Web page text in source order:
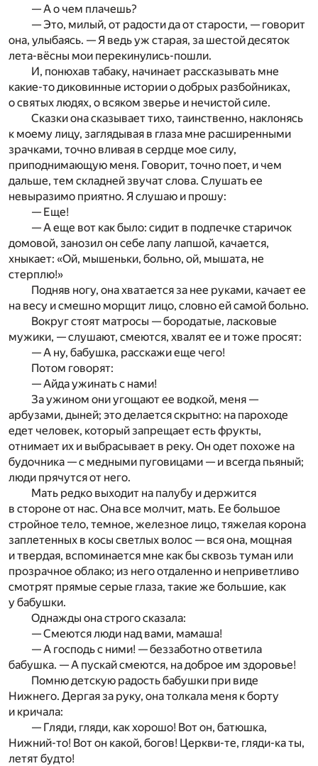
— А о чем плачешь?
— Это, милый, от радости да от старости, — говорит
она, улыбаясь. — Я ведь уж старая, за шестой десяток
лета-вёсны мои перекинулись-пошли.
И, понюхав табаку, начинает рассказывать мне
какие-то диковинные истории о добрых разбойниках,
о святых людях, о всяком зверье и нечистой силе.
Сказки она сказывает тихо, таинственно, наклонясь
к моему лицу, заглядывая в глаза мне расширенными
зрачками, точно вливая в сердце мое силу,
приподнимающую меня. Говорит, точно поет, и чем
дальше, тем складней звучат слова. Слушать ее
невыразимо приятно. Я слушаю и прошу:
— Еще!
— А еще вот как было: сидит в подпечке старичок
домовой, занозил он себе лапу лапшой, качается,
хныкает: «Ой, мышеньки, больно, ой, мышата, не
стерплю!»
Подняв ногу, она хватается за нее руками, качает ее
на весу и смешно морщит лицо, словно ей самой больно.
Вокруг стоят матросы — бородатые, ласковые
мужики, — слушают, смеются, хвалят ее и тоже просят:
— А ну, бабушка, расскажи еще чего!
Потом говорят:
— Айда ужинать с нами!
За ужином они угощают ее водкой, меня —
арбузами, дыней; это делается скрытно: на пароходе
едет человек, который запрещает есть фрукты,
отнимает их и выбрасывает в реку. Он одет похоже на
будочника — с медными пуговицами — и всегда пьяный;
люди прячутся от него.
Мать редко выходит на палубу и держится
в стороне от нас. Она все молчит, мать. Ее большое
стройное тело, темное, железное лицо, тяжелая корона
заплетенных в косы светлых волос — вся она, мощная
и твердая, вспоминается мне как бы сквозь туман или
прозрачное облако; из него отдаленно и неприветливо
смотрят прямые серые глаза, такие же большие, как
у бабушки.
Однажды она строго сказала:
— Смеются люди над вами, мамаша!
— А господь с ними! — беззаботно ответила
бабушка. — А пускай смеются, на доброе им здоровье!
Помню детскую радость бабушки при виде
Нижнего. Дергая за руку, она толкала меня к борту
и кричала:
— Гляди, гляди, как хорошо! Вот он, батюшка,
Нижний-то! Вот он какой, богов! Церкви-те, гляди-ка ты,
летят будто!